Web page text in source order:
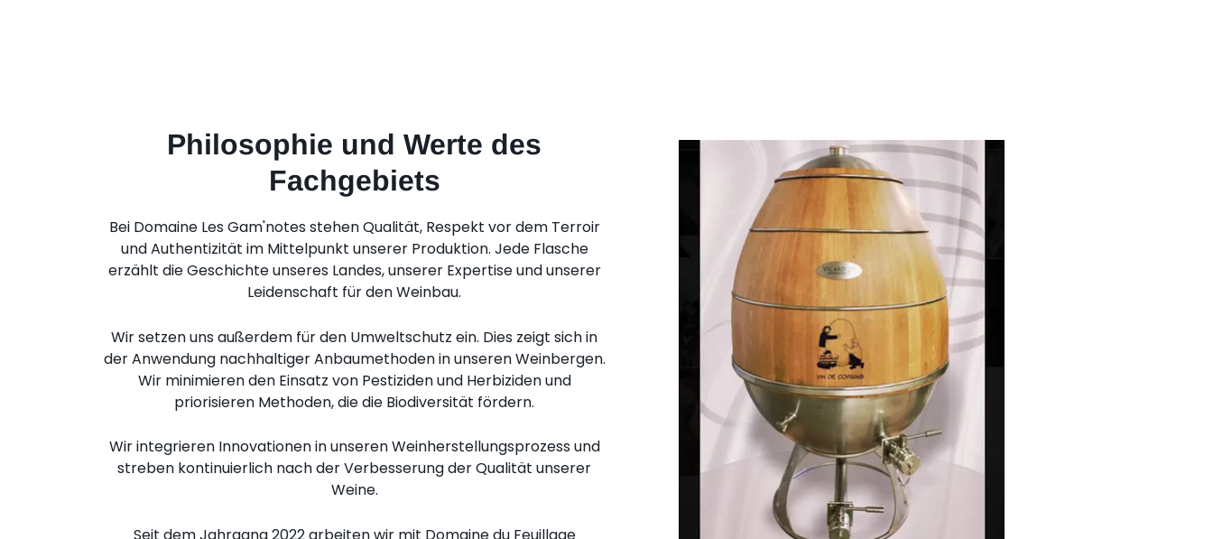
Philosophie und Werte des
Fachgebiets
Bei Domaine Les Gam'notes stehen Qualität, Respekt vor dem Terroir
und Authentizität im Mittelpunkt unserer Produktion. Jede Flasche
erzählt die Geschichte unseres Landes, unserer Expertise und unserer
Leidenschaft für den Weinbau.
Wir setzen uns außerdem für den Umweltschutz ein. Dies zeigt sich in
der Anwendung nachhaltiger Anbaumethoden in unseren Weinbergen.
Wir minimieren den Einsatz von Pestiziden und Herbiziden und
priorisieren Methoden, die die Biodiversität fördern.
Wir integrieren Innovationen in unseren Weinherstellungsprozess und
streben kontinuierlich nach der Verbesserung der Qualität unserer
Weine.
Seit dem Jahrgang 2022 arbeiten wir mit Domaine du Feuillage